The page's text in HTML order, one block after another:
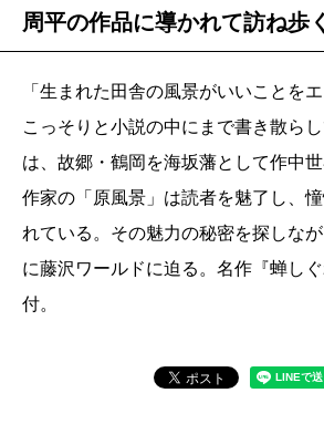
周平の作品に導かれて訪ね歩
「生まれた田舎の風景がいいことを
こっそりと小説の中にまで書き散ら
は、故郷・鶴岡を海坂藩として作中世
作家の「原風景」は読者を魅了し、
れている。その魅力の秘密を探しな
に藤沢ワールドに迫る。名作『蝉し
付。